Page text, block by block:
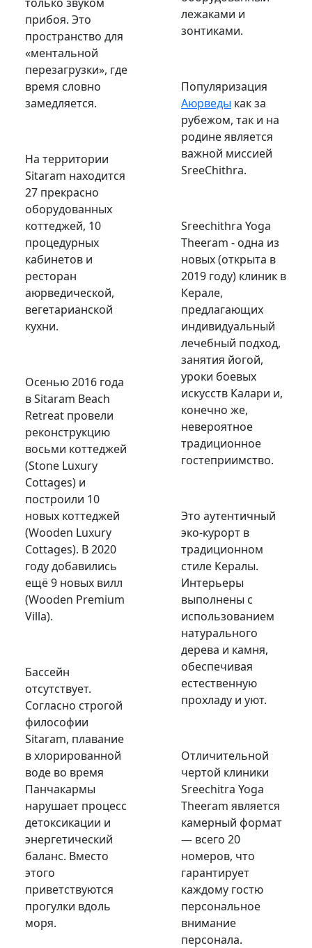
прибоя. Это
пространство для
«ментальной
перезагрузки», где
время словно
замедляется.
На территории
Sitaram находится
27 прекрасно
оборудованных
коттеджей, 10
процедурных
кабинетов и
ресторан
аюрведической,
вегетарианской
кухни.
Осенью 2016 года
в Sitaram Beach
Retreat провели
реконструкцию
восьми коттеджей
(Stone Luxury
Cottages) и
построили 10
новых коттеджей
(Wooden Luxury
Cottages). В 2020
году добавились
ещё 9 новых вилл
(Wooden Premium
Villa).
Бассейн
отсутствует.
Согласно строгой
философии
Sitaram, плавание
в хлорированной
воде во время
Панчакармы
нарушает процесс
детоксикации и
энергетический
баланс. Вместо
этого
приветствуются
прогулки вдоль
моря.
лежаками и
зонтиками.
Популяризация
Аюрведы как за
рубежом, так и на
родине является
важной миссией
SreeChithra.
Sreechithra Yoga
Theeram - одна из
новых (открыта в
2019 году) клиник в
Керале,
предлагающих
индивидуальный
лечебный подход,
занятия йогой,
уроки боевых
искусств Калари и,
конечно же,
невероятное
традиционное
гостеприимство.
Это аутентичный
эко-курорт в
традиционном
стиле Кералы.
Интерьеры
выполнены с
использованием
натурального
дерева и камня,
обеспечивая
естественную
прохладу и уют.
Отличительной
чертой клиники
Sreechitra Yoga
Theeram является
камерный формат
— всего 20
номеров, что
гарантирует
каждому гостю
персональное
внимание
персонала.